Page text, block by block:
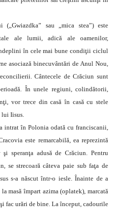
sau „mica stea”) este
ale lumii, adică ale oamenilor,
în cele mai bune condiţii ciclul
asociază binecuvântări de Anul Nou,
Cântecele de Crăciun sunt
În unele regiuni, colindătorii,
vor trece din casă în casă cu stele
Iisus.
intrat în Polonia odată cu franciscanii,
este remarcabilă, ea reprezintă
speranţa adusă de Crăciun. Pentru
se strecoară câteva paie sub faţa de
s-a născut într-o iesle. Înainte de a
masă împart azima (oplatek), marcată
fac urări de bine. La început, cadourile